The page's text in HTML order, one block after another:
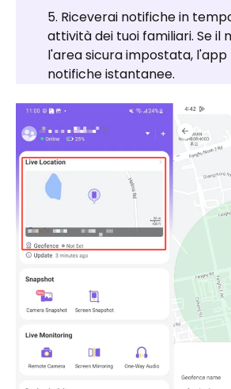
Riceverai notifiche in
attività dei tuoi familiari. Se il
l'area sicura impostata, l'app
notifiche istantanee.